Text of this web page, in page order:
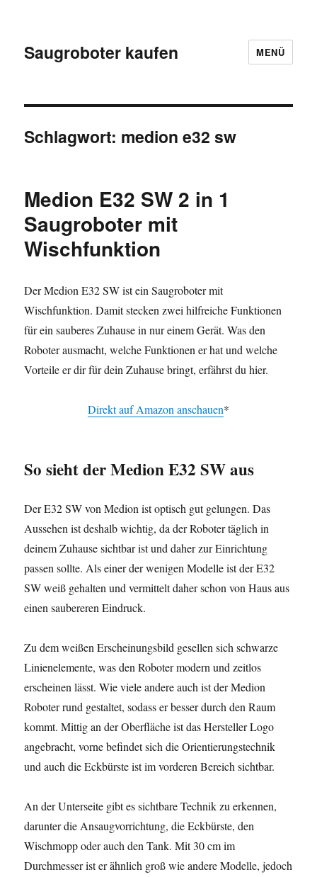
Saugroboter kaufen MENÜ
Schlagwort: medion e32 sw
Medion E32 SW 2 in 1
Saugroboter mit
Wischfunktion
Der Medion E32 SW ist ein Saugroboter mit
Wischfunktion. Damit stecken zwei hilfreiche Funktionen
für ein sauberes Zuhause in nur einem Gerät. Was den
Roboter ausmacht, welche Funktionen er hat und welche
Vorteile er dir für dein Zuhause bringt, erfährst du hier.
Direkt auf Amazon anschauen*
So sieht der Medion E32 SW aus
Der E32 SW von Medion ist optisch gut gelungen. Das
Aussehen ist deshalb wichtig, da der Roboter täglich in
deinem Zuhause sichtbar ist und daher zur Einrichtung
passen sollte. Als einer der wenigen Modelle ist der E32
SW weiß gehalten und vermittelt daher schon von Haus aus
einen saubereren Eindruck.
Zu dem weißen Erscheinungsbild gesellen sich schwarze
Linienelemente, was den Roboter modern und zeitlos
erscheinen lässt. Wie viele andere auch ist der Medion
Roboter rund gestaltet, sodass er besser durch den Raum
kommt. Mittig an der Oberfläche ist das Hersteller Logo
angebracht, vorne befindet sich die Orientierungstechnik
und auch die Eckbürste ist im vorderen Bereich sichtbar.
An der Unterseite gibt es sichtbare Technik zu erkennen,
darunter die Ansaugvorrichtung, die Eckbürste, den
Wischmopp oder auch den Tank. Mit 30 cm im
Durchmesser ist er ähnlich groß wie andere Modelle, jedoch